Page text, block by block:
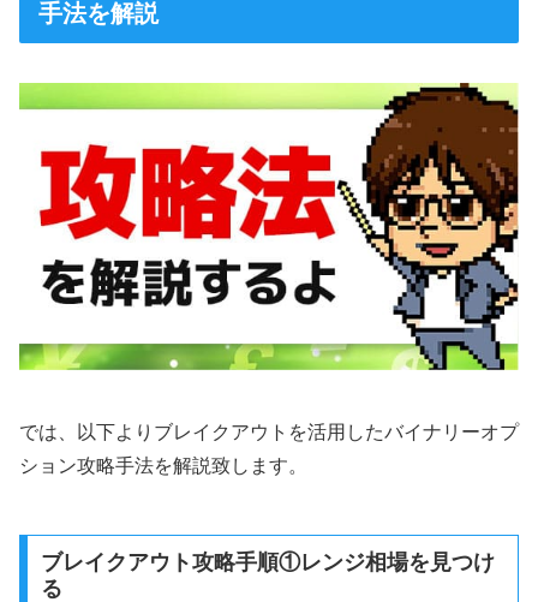
手法を解説
では、以下よりブレイクアウトを活用したバイナリーオプ
ション攻略手法を解説致します。
ブレイクアウト攻略手順①レンジ相場を見つけ
る